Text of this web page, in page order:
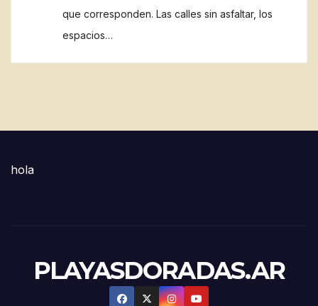
que corresponden. Las calles sin asfaltar, los
espacios…
hola
PLAYASDORADAS.AR